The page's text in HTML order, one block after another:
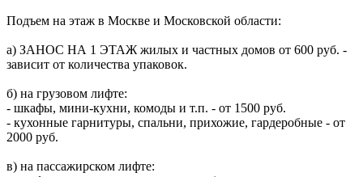
Подъем на этаж в Москве и Московской области:
а) ЗАНОС НА 1 ЭТАЖ жилых и частных домов от 600 руб. -
зависит от количества упаковок.
б) на грузовом лифте:
- шкафы, мини-кухни, комоды и т.п. - от 1500 руб.
- кухонные гарнитуры, спальни, прихожие, гардеробные - от
2000 руб.
в) на пассажирском лифте: